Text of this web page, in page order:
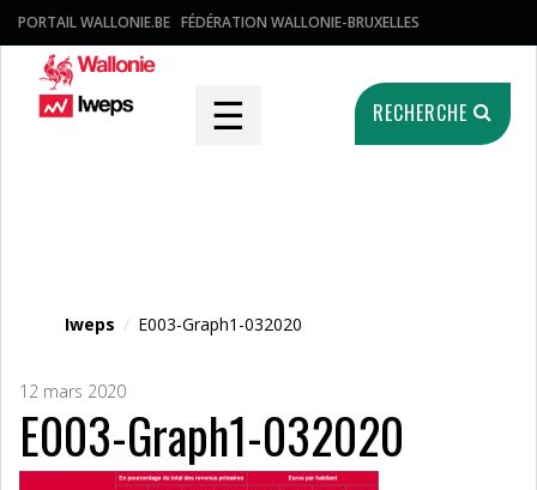
PORTAIL WALLONIE.BE FÉDÉRATION WALLONIE-BRUXELLES
☰ RECHERCHE
Iweps / E003-Graph1-032020
12 mars 2020
E003-Graph1-032020